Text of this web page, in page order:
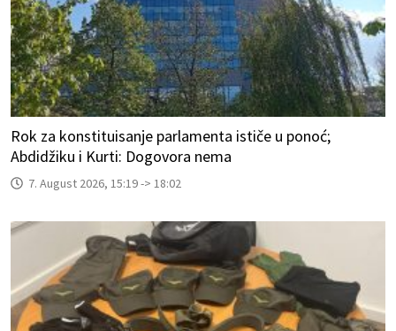
Rok za konstituisanje parlamenta ističe u ponoć;
Abdidžiku i Kurti: Dogovora nema
7. August 2026, 15:19 -> 18:02